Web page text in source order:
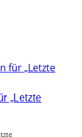
„Letzte